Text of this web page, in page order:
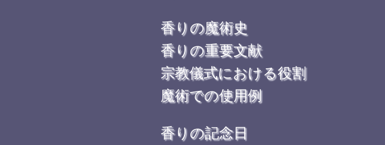
香りの魔術史
香りの重要文献
宗教儀式における役割
魔術での使用例
香りの記念日